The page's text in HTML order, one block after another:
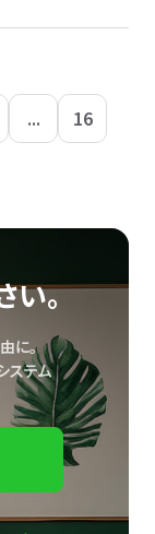
... 16
い。
に。
ステム